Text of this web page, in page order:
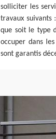
solliciter les
travaux suivants
que soit le type
occuper dans
sont garantis